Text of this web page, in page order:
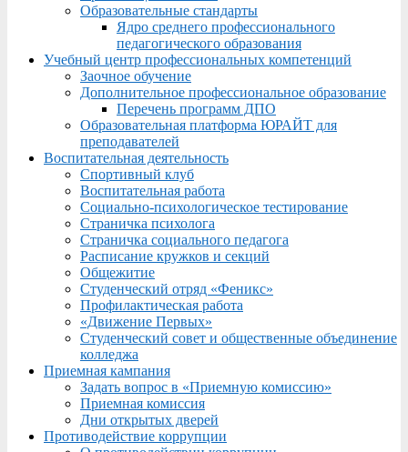
Образовательные стандарты
Ядро среднего профессионального
педагогического образования
Учебный центр профессиональных компетенций
Заочное обучение
Дополнительное профессиональное образование
Перечень программ ДПО
Образовательная платформа ЮРАЙТ для
преподавателей
Воспитательная деятельность
Спортивный клуб
Воспитательная работа
Социально-психологическое тестирование
Страничка психолога
Страничка социального педагога
Расписание кружков и секций
Общежитие
Студенческий отряд «Феникс»
Профилактическая работа
«Движение Первых»
Студенческий совет и общественные объединение
колледжа
Приемная кампания
Задать вопрос в «Приемную комиссию»
Приемная комиссия
Дни открытых дверей
Противодействие коррупции